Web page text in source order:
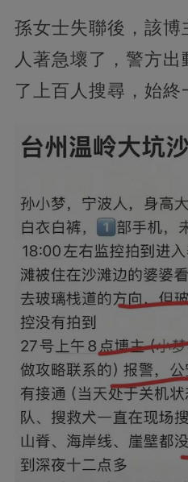
孫女士失聯後，該博
人著急壞了，警方
了上百人搜尋，始終